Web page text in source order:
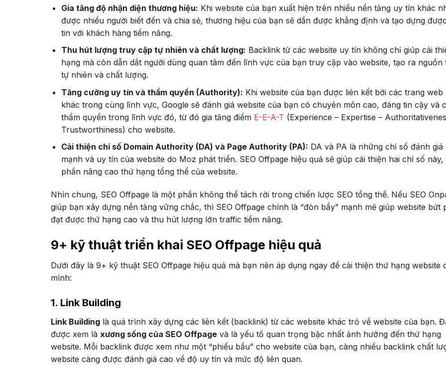
Gia tăng độ nhận diện thương hiệu: Khi website của bạn xuất hiện trên nhiều nền tảng uy tín khác
được nhiều người biết đến và chia sẻ, thương hiệu của bạn sẽ dần được khẳng định và tạo dựng
tin với khách hàng tiềm năng.
Thu hút lượng truy cập tự nhiên và chất lượng: Backlink từ các website uy tín không chỉ giúp cải
hạng mà còn dẫn dắt người dùng quan tâm đến lĩnh vực của bạn truy cập vào website, tạo ra nguồn
tự nhiên và chất lượng.
Tăng cường uy tín và thẩm quyền (Authority): Khi website của bạn được liên kết bởi các trang web
khác trong cùng lĩnh vực, Google sẽ đánh giá website của bạn có chuyên môn cao, đáng tin cậy và
thẩm quyền trong lĩnh vực đó, từ đó gia tăng điểm E-E-A-T (Experience – Expertise –
Trustworthiness) cho website.
Cải thiện chỉ số Domain Authority (DA) và Page Authority (PA): DA và PA là những chỉ số đánh giá
mạnh và uy tín của website do Moz phát triển. SEO Offpage hiệu quả sẽ giúp cải thiện hai chỉ số này,
phần nâng cao thứ hạng tổng thể của website.
Nhìn chung, SEO Offpage là một phần không thể tách rời trong chiến lược SEO tổng thể. Nếu SEO
giúp bạn xây dựng nền tảng vững chắc, thì SEO Offpage chính là “đòn bẩy” mạnh mẽ giúp website bứt
đạt được thứ hạng cao và thu hút lượng lớn traffic tiềm năng.
9+ kỹ thuật triển khai SEO Offpage hiệu quả
Dưới đây là 9+ kỹ thuật SEO Offpage hiệu quả mà bạn nên áp dụng ngay để cải thiện thứ hạng website
mình:
1. Link Building
Link Building là quá trình xây dựng các liên kết (backlink) từ các website khác trỏ về website của bạn.
được xem là xương sống của SEO Offpage và là yếu tố quan trọng bậc nhất ảnh hưởng đến thứ hạng
website. Mỗi backlink được xem như một “phiếu bầu” cho website của bạn, càng nhiều backlink chất
website càng được đánh giá cao về độ uy tín và mức độ liên quan.